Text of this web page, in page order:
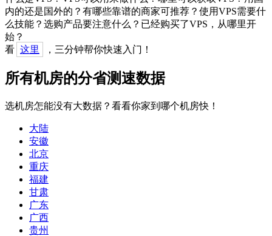
内的还是国外的？有哪些靠谱的商家可推荐？使用VPS需要什
么技能？选购产品要注意什么？已经购买了VPS，从哪里开
始？
看 这里 ，三分钟帮你快速入门！
所有机房的分省测速数据
选机房怎能没有大数据？看看你家到哪个机房快！
大陆
安徽
北京
重庆
福建
甘肃
广东
广西
贵州